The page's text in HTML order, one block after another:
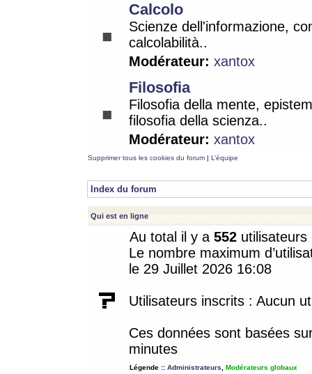
Calcolo
Scienze dell'informazione,
calcolabilità..
Modérateur: xantox
Filosofia
Filosofia della mente,
filosofia della scienza..
Modérateur: xantox
Supprimer tous les cookies du forum | L’équipe
Index du forum
Qui est en ligne
Au total il y a 552
Le nombre maximum
le 29 Juillet 2026 16:08
Utilisateurs inscrits : Aucun
Ces données sont basées
minutes
Légende :: Administrateurs Modérateurs globaux